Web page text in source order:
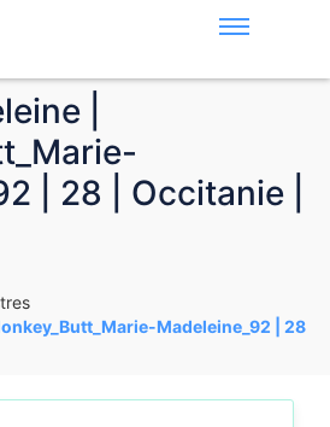
|
| 28 | Occitanie |
Madeleine_92 | 28